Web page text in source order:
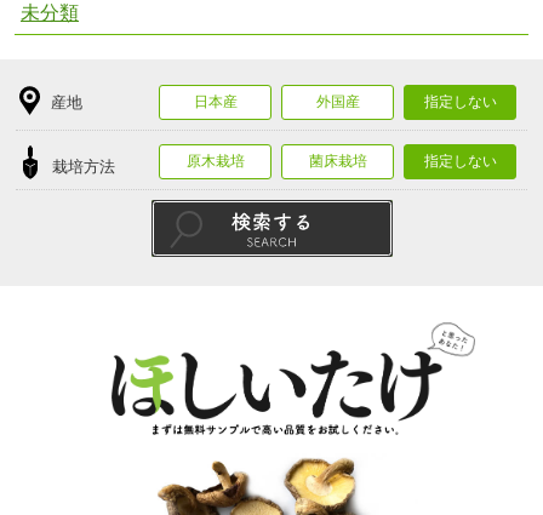
未分類
産地 日本産 外国産 指定しない
栽培方法 原木栽培 菌床栽培 指定しない